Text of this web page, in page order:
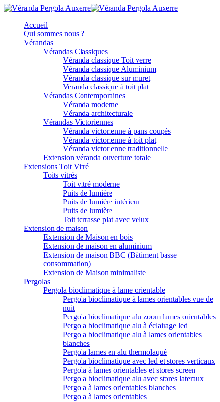
Accueil
Qui sommes nous ?
Vérandas
Vérandas Classiques
Véranda classique Toit verre
Véranda classique Aluminium
Véranda classique sur muret
Veranda classique à toit plat
Vérandas Contemporaines
Véranda moderne
Véranda architecturale
Vérandas Victoriennes
Véranda victorienne à pans coupés
Véranda victorienne à toit plat
Véranda victorienne traditionnelle
Extension véranda ouverture totale
Extensions Toit Vitré
Toits vitrés
Toit vitré moderne
Puits de lumière
Puits de lumière intérieur
Puits de lumière
Toit terrasse plat avec velux
Extension de maison
Extension de Maison en bois
Extension de maison en aluminium
Extension de maison BBC (Bâtiment basse
consommation)
Extension de Maison minimaliste
Pergolas
Pergola bioclimatique à lame orientable
Pergola bioclimatique à lames orientables vue de
nuit
Pergola bioclimatique alu zoom lames orientables
Pergola bioclimatique alu à éclairage led
Pergola bioclimatique alu à lames orientables
blanches
Pergola lames en alu thermolaqué
Pergola bioclimatique avec led et stores verticaux
Pergola à lames orientables et stores screen
Pergola bioclimatique alu avec stores lateraux
Pergola à lames orientables blanches
Pergola à lames orientables